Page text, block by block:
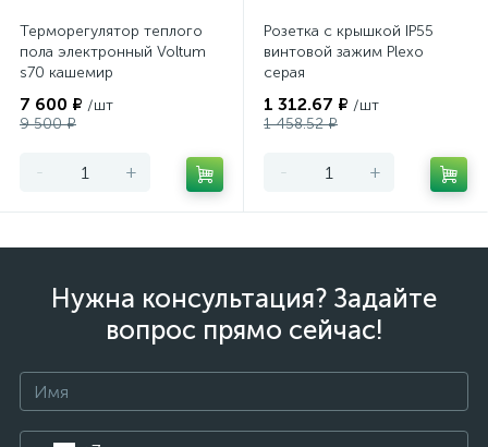
Терморегулятор теплого
пола электронный Voltum
s70 кашемир
7 600 ₽ /шт
9 500 ₽
- +
Розетка с крышкой IP55
винтовой зажим Plexo
серая
1 312.67 ₽ /шт
1 458.52 ₽
- +
Нужна консультация? Задайте
вопрос прямо сейчас!